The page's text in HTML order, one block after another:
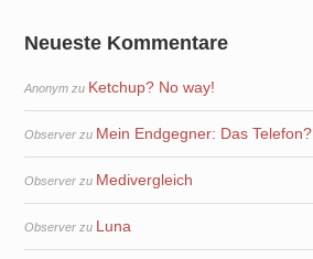
Neueste Kommentare
Anonym zu Ketchup? No way!
Observer zu Mein Endgegner: Das Telefon?
Observer zu Medivergleich
Observer zu Luna